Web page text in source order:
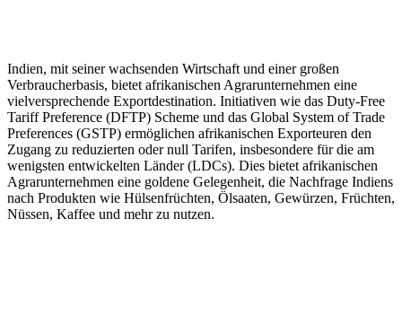
Indien, mit seiner wachsenden Wirtschaft und einer großen
Verbraucherbasis, bietet afrikanischen Agrarunternehmen eine
vielversprechende Exportdestination. Initiativen wie das Duty-Free
Tariff Preference (DFTP) Scheme und das Global System of Trade
Preferences (GSTP) ermöglichen afrikanischen Exporteuren den
Zugang zu reduzierten oder null Tarifen, insbesondere für die am
wenigsten entwickelten Länder (LDCs). Dies bietet afrikanischen
Agrarunternehmen eine goldene Gelegenheit, die Nachfrage Indiens
nach Produkten wie Hülsenfrüchten, Ölsaaten, Gewürzen, Früchten,
Nüssen, Kaffee und mehr zu nutzen.